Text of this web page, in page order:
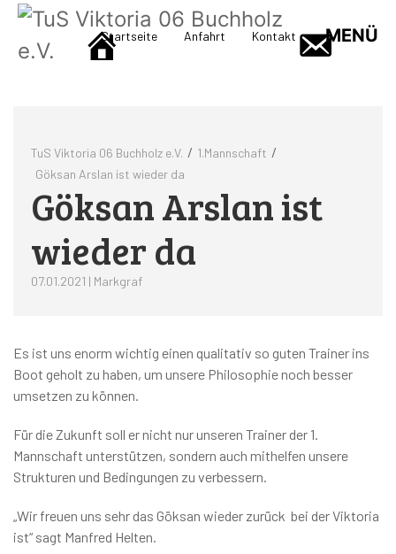
Startseite Anfahrt Kontakt MENÜ
TuS Viktoria 06 Buchholz e.V. / 1.Mannschaft /
Göksan Arslan ist wieder da
Göksan Arslan ist
wieder da
07.01.2021 | Markgraf
Es ist uns enorm wichtig einen qualitativ so guten Trainer ins
Boot geholt zu haben, um unsere Philosophie noch besser
umsetzen zu können.
Für die Zukunft soll er nicht nur unseren Trainer der 1.
Mannschaft unterstützen, sondern auch mithelfen unsere
Strukturen und Bedingungen zu verbessern.
„Wir freuen uns sehr das Göksan wieder zurück bei der Viktoria
ist“ sagt Manfred Helten.